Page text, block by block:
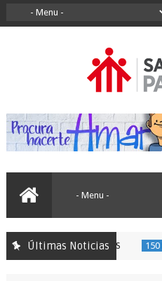
Últimas Noticias 150